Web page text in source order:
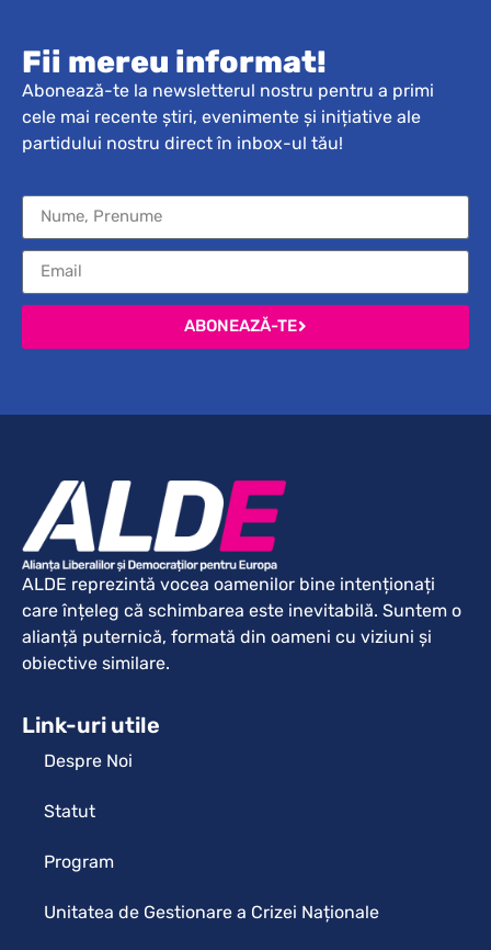
Fii mereu informat!
Abonează-te la newsletterul nostru pentru a primi
cele mai recente știri, evenimente și inițiative ale
partidului nostru direct în inbox-ul tău!
ABONEAZĂ-TE
ALDE reprezintă vocea oamenilor bine intenționați
care înțeleg că schimbarea este inevitabilă. Suntem o
alianță puternică, formată din oameni cu viziuni și
obiective similare.
Link-uri utile
Despre Noi
Statut
Program
Unitatea de Gestionare a Crizei Naționale